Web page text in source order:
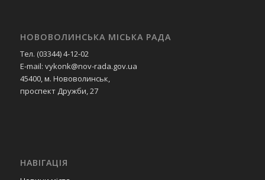
НОВОВОЛИНСЬКА МІСЬКА РАДА
Тел. (03344) 4-12-02
E-mail: vykonk@nov-rada.gov.ua
45400, м. Нововолинськ,
проспект Дружби, 27
НАВІГАЦІЯ